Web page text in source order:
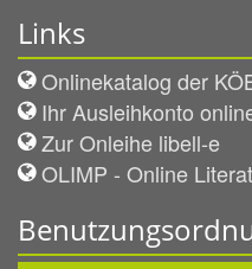
Links
Onlinekatalog der
Ihr Ausleihkonto
Zur Onleihe libell-e
OLIMP - Online